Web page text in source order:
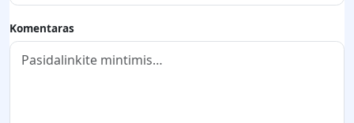
Komentaras